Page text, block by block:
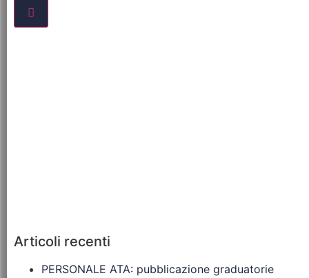
Articoli recenti
PERSONALE ATA: pubblicazione graduatorie